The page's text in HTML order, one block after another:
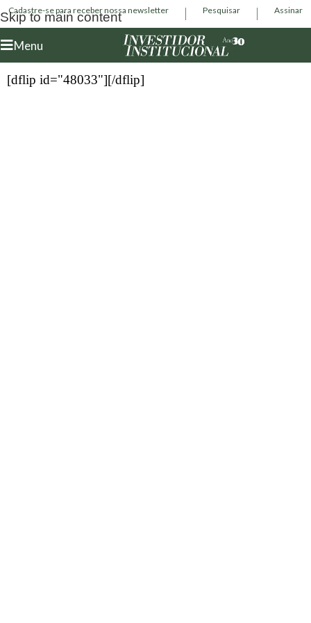
Skip to main content
Cadastre-se para receber nossa newsletter Pesquisar Assinar
Menu
[dflip id="48033"][/dflip]